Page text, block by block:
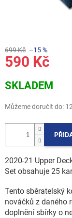
699 Kč –15 %
590 Kč
cena:
SKLADEM
Můžeme doručit do:
2020-21 Upper
Set obsahuje 25
Tento sběratelský
nováčků z daného
doplnění sbírky o